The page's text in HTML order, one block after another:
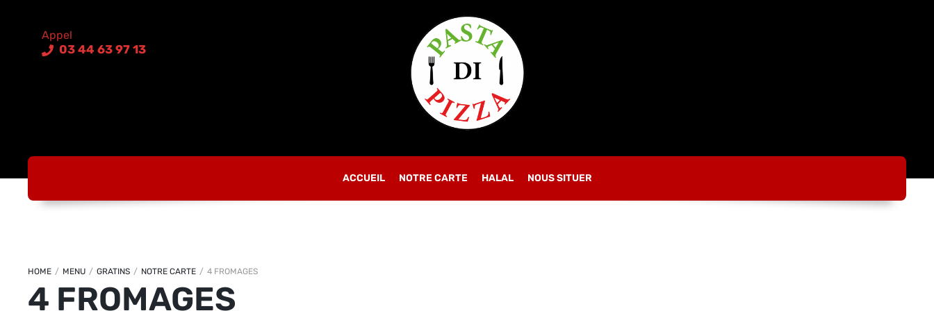
03 44 63 97 13
MOT DE PASSE OBLIGATOIRE
Mot de passe perdu ?
ACCUEIL NOTRE CARTE HALAL NOUS SITUER
HOME / MENU / GRATINS / NOTRE CARTE / 4 FROMAGES
4 FROMAGES